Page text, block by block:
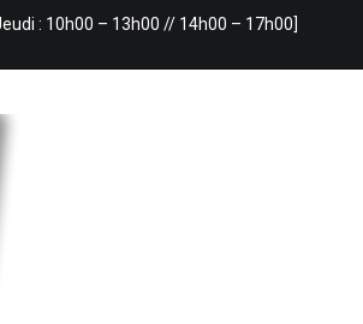
: 10h00 – 13h00 // 14h00 – 17h00]